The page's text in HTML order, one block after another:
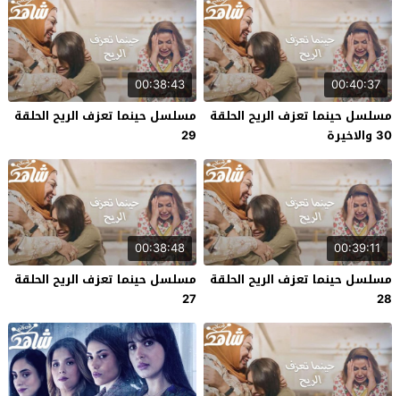
00:40:37
مسلسل حينما تعزف الريح الحلقة
30 والاخيرة
00:38:43
مسلسل حينما تعزف الريح الحلقة
29
00:39:11
مسلسل حينما تعزف الريح الحلقة
28
00:38:48
مسلسل حينما تعزف الريح الحلقة
27